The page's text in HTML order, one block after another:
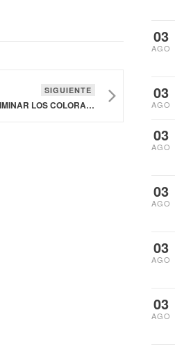
SIGUIENTE
TAKIS COMIENZA A ELIMINAR LOS COLORANTES ARTIFICIALES Y EL TBHQ DE TODA SU GAMA DE PRODUCTOS
03
AGO
03
AGO
03
AGO
03
AGO
03
AGO
03
AGO